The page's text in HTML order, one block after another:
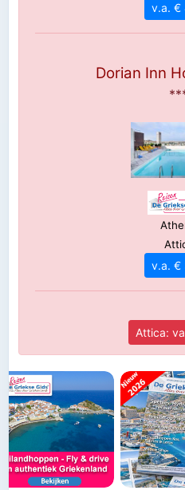
v.a. €
Dorian Inn
v.a. €
Attica: